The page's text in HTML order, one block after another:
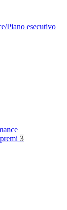
Piano esecutivo
3